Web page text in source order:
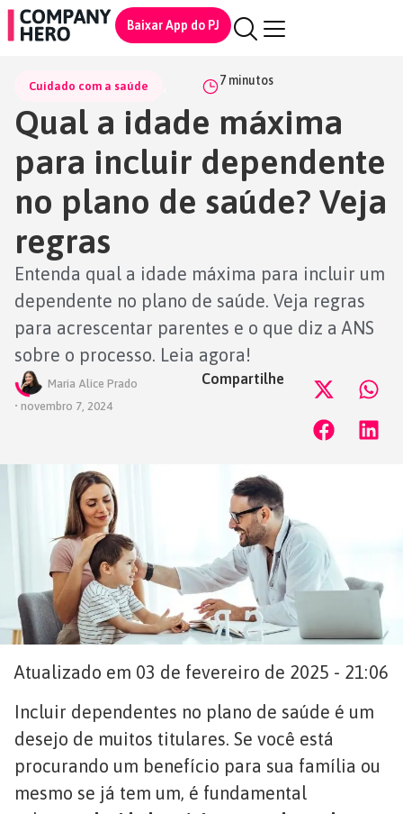
Baixar App do PJ
Cuidado com a saúde 7 minutos
Qual a idade máxima
para incluir dependente
no plano de saúde? Veja
regras
Entenda qual a idade máxima para incluir um
dependente no plano de saúde. Veja regras
para acrescentar parentes e o que diz a ANS
sobre o processo. Leia agora!
Maria Alice Prado
• novembro 7, 2024
Compartilhe
Atualizado em 03 de fevereiro de 2025 - 21:06
Incluir dependentes no plano de saúde é um
desejo de muitos titulares. Se você está
procurando um benefício para sua família ou
mesmo se já tem um, é fundamental